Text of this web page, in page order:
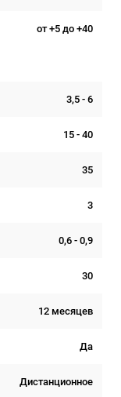
от +5 до +40
3,5 - 6
15 - 40
35
3
0,6 - 0,9
30
12 месяцев
Да
Дистанционное